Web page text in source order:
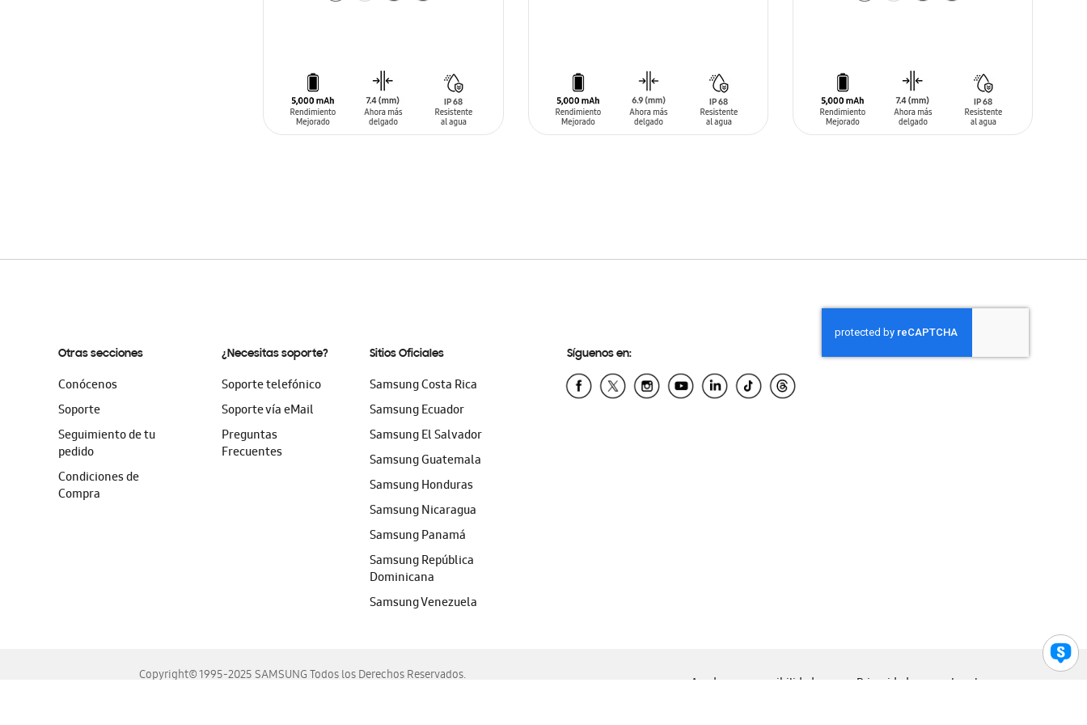
SIN
Otras secciones
Conócenos
Soporte
Seguimiento de tu
pedido
Condiciones de
Compra
¿Necesitas soporte?
Soporte telefónico
Soporte vía eMail
Preguntas
Frecuentes
Sitios Oficiales
Samsung Costa Rica
Samsung Ecuador
Samsung El Salvador
Samsung Guatemala
Samsung Honduras
Samsung Nicaragua
Samsung Panamá
Samsung República
Dominicana
Samsung Venezuela
Síguenos en:
Copyright© 1995-2025 SAMSUNG Todos los Derechos Reservados.
Ayuda para accesibilidad Privacidad Legal